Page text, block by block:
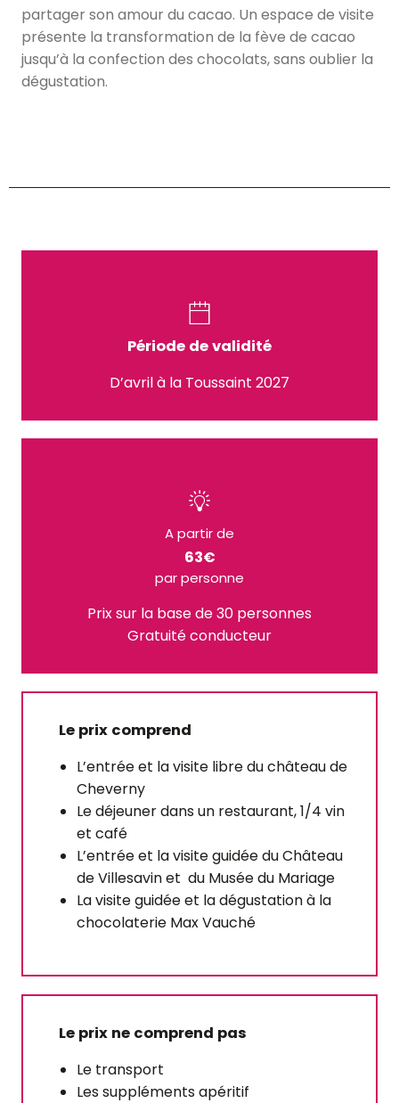
partager son amour du cacao. Un espace de visite
présente la transformation de la fève de cacao
jusqu’à la confection des chocolats, sans oublier la
dégustation.
Période de validité
D’avril à la Toussaint 2027
A partir de
63€
par personne
Prix sur la base de 30 personnes
Gratuité conducteur
Le prix comprend
L’entrée et la visite libre du château de
Cheverny
Le déjeuner dans un restaurant, 1/4 vin
et café
L’entrée et la visite guidée du Château
de Villesavin et du Musée du Mariage
La visite guidée et la dégustation à la
chocolaterie Max Vauché
Le prix ne comprend pas
Le transport
Les suppléments apéritif